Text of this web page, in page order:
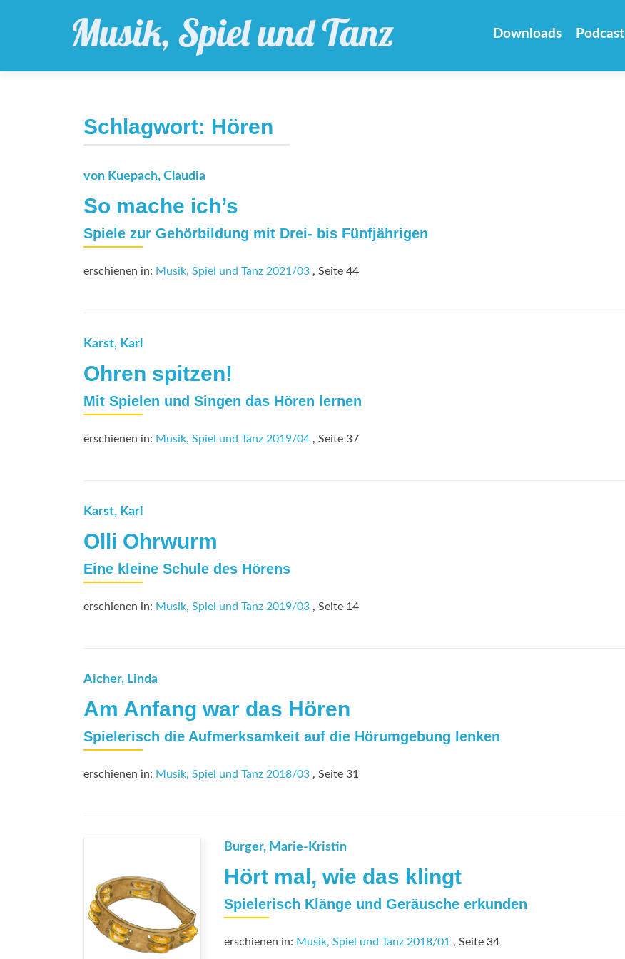
Downloads Podcast
Schlagwort: Hören
von Kuepach, Claudia
So mache ich’s
Spiele zur Gehörbildung mit Drei- bis Fünfjährigen
erschienen in: Musik, Spiel und Tanz 2021/03 , Seite 44
Karst, Karl
Ohren spitzen!
Mit Spielen und Singen das Hören lernen
erschienen in: Musik, Spiel und Tanz 2019/04 , Seite 37
Karst, Karl
Olli Ohrwurm
Eine kleine Schule des Hörens
erschienen in: Musik, Spiel und Tanz 2019/03 , Seite 14
Aicher, Linda
Am Anfang war das Hören
Spielerisch die Aufmerksamkeit auf die Hörumgebung lenken
erschienen in: Musik, Spiel und Tanz 2018/03 , Seite 31
Burger, Marie-Kristin
Hört mal, wie das klingt
Spielerisch Klänge und Geräusche erkunden
erschienen in: Musik, Spiel und Tanz 2018/01 , Seite 34